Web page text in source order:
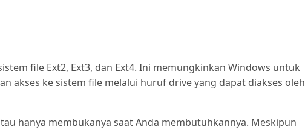
file Ext2, Ext3, dan Ext4. Ini memungkinkan Windows untuk
akses ke sistem file melalui huruf drive yang dapat diakses oleh
hanya membukanya saat Anda membutuhkannya. Meskipun